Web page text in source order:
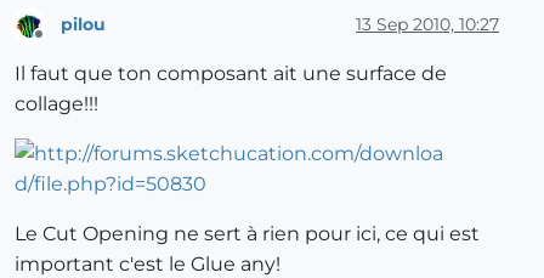
pilou 13 Sep 2010, 10:27
Il faut que ton composant ait une surface de
collage!!!
Le Cut Opening ne sert à rien pour ici, ce qui est
important c'est le Glue any!